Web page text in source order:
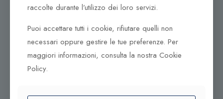
raccolte durante l’utilizzo dei loro servizi.
Puoi accettare tutti i cookie, rifiutare quelli non
necessari oppure gestire le tue preferenze. Per
maggiori informazioni, consulta la nostra Cookie
Policy.